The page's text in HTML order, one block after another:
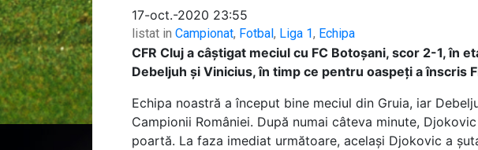
17-oct.-2020 23:55
listat in Campionat, Fotbal, Liga 1, Echipa
CFR Cluj a câștigat meciul cu FC Botoșani, scor 2-1, în
Debeljuh și Vinicius, în timp ce pentru oaspeți a înscris
Echipa noastră a început bine meciul din Gruia, iar
Campionii României. După numai câteva minute,
poartă. La faza imediat următoare, același Djokovic a